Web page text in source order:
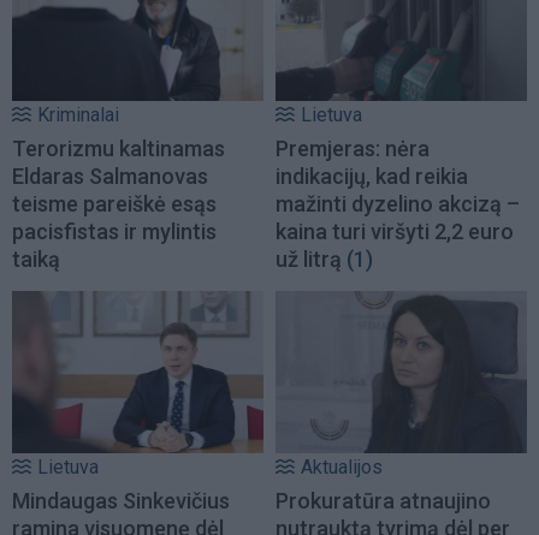
Kriminalai
Terorizmu kaltinamas
Eldaras Salmanovas
teisme pareiškė esąs
pacisfistas ir mylintis
taiką
Lietuva
Premjeras: nėra
indikacijų, kad reikia
mažinti dyzelino akcizą –
kaina turi viršyti 2,2 euro
už litrą (1)
Lietuva
Mindaugas Sinkevičius
ramina visuomenę dėl
Aktualijos
Prokuratūra atnaujino
nutrauktą tyrimą dėl per